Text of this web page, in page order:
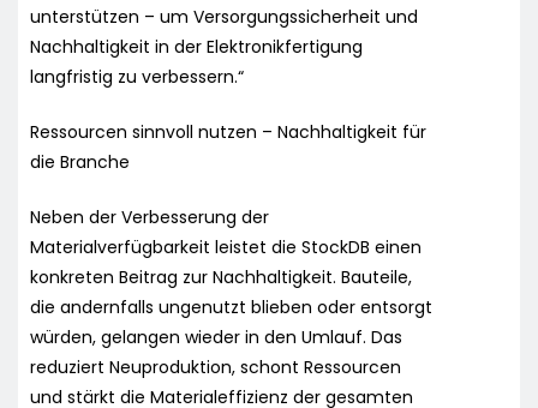
unterstützen – um Versorgungssicherheit und
Nachhaltigkeit in der Elektronikfertigung
langfristig zu verbessern.“
Ressourcen sinnvoll nutzen – Nachhaltigkeit für
die Branche
Neben der Verbesserung der
Materialverfügbarkeit leistet die StockDB einen
konkreten Beitrag zur Nachhaltigkeit. Bauteile,
die andernfalls ungenutzt blieben oder entsorgt
würden, gelangen wieder in den Umlauf. Das
reduziert Neuproduktion, schont Ressourcen
und stärkt die Materialeffizienz der gesamten